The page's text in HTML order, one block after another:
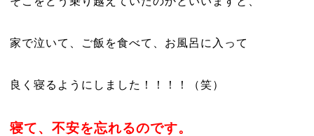
家で泣いて、ご飯を食べて、お風呂に入って
良く寝るようにしました！！！！（笑）
寝て、不安を忘れるのです。